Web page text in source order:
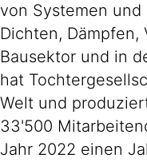
von Systemen
Dichten,
Bausektor und in
hat
Welt und
33'500
Jahr 2022 einen